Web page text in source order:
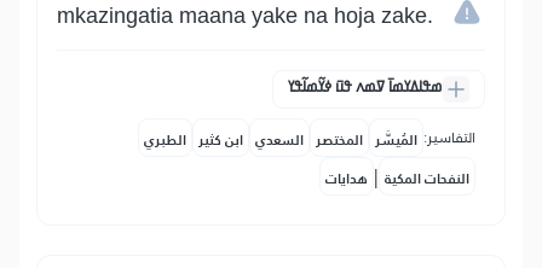
mkazingatia maana yake na hoja zake.
ߘߟߊߡߌߘߊ߫ ߜߘߍ ߟߎ߫ ߦߌ߬ߘߊ߬ߟߌ
التفاسير: المُيسَّر المختصر السعدي ابن كثير الطبري
النفحات المكية | هدايات